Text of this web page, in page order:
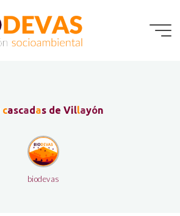
cascad as d e Villayón
biodevas